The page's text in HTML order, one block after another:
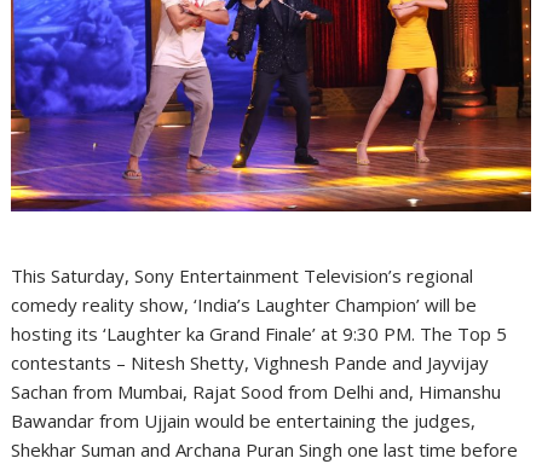
This Saturday, Sony Entertainment Television’s regional
comedy reality show, ‘India’s Laughter Champion’ will be
hosting its ‘Laughter ka Grand Finale’ at 9:30 PM. The Top 5
contestants – Nitesh Shetty, Vighnesh Pande and Jayvijay
Sachan from Mumbai, Rajat Sood from Delhi and, Himanshu
Bawandar from Ujjain would be entertaining the judges,
Shekhar Suman and Archana Puran Singh one last time before